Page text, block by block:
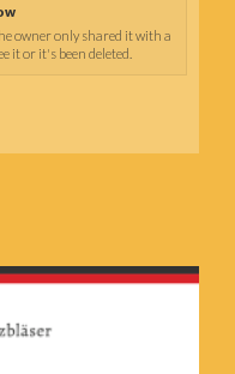
owner only shared it with a
it or it's been deleted.